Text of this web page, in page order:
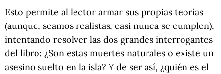
Esto permite al lector armar sus propias teorías
(aunque, seamos realistas, casi nunca se cumplen),
intentando resolver las dos grandes interrogantes
del libro: ¿Son estas muertes naturales o existe un
asesino suelto en la isla? Y de ser así, ¿quién es el